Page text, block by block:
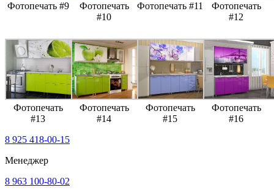
Фотопечать #9
Фотопечать
#10
Фотопечать #11
Фотопечать
#12
Фотопечать
#13
Фотопечать
#14
Фотопечать
#15
Фотопечать
#16
8 925 418-00-15
Менеджер
8 963 100-80-02